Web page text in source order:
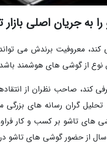
به جریان اصلی بازار
کند، معروفیت برندش می
نوع از گوشی های هوشمند
کند، صاحب نظران از
های تاشو بر کسب و کار